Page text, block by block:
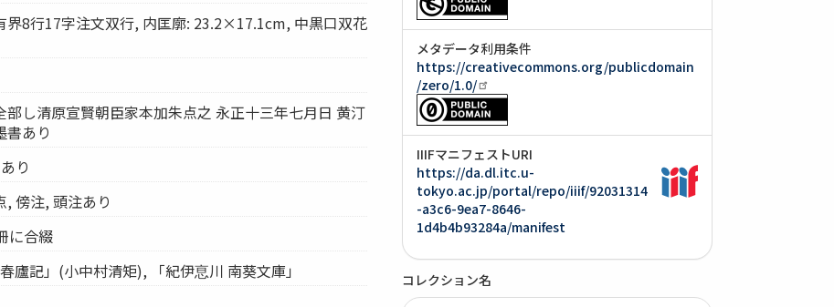
界8行17字注文双行, 内匡廓: 23.2×17.1cm, 中黒口双花
部し清原宣賢朝臣家本加朱点之 永正十三年七月日 黄汀
書あり
り
, 傍注, 頭注あり
に合綴
廬記」(小中村清矩), 「紀伊恴川 南葵文庫」
メタデータ利用条件
https://creativecommons.org/publicdomain
/zero/1.0/
IIIFマニフェストURI
https://da.dl.itc.u-
tokyo.ac.jp/portal/repo/iiif/92031314
-a3c6-9ea7-8646-
1d4b4b93284a/manifest
コレクション名